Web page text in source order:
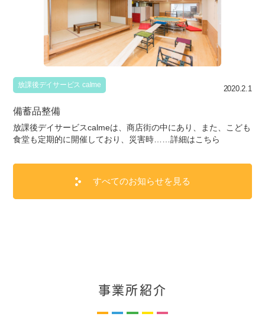
放課後デイサービス calme 2020.2.1
備蓄品整備
放課後デイサービスcalmeは、商店街の中にあり、また、こども
食堂も定期的に開催しており、災害時……詳細はこちら
すべてのお知らせを見る
事業所紹介